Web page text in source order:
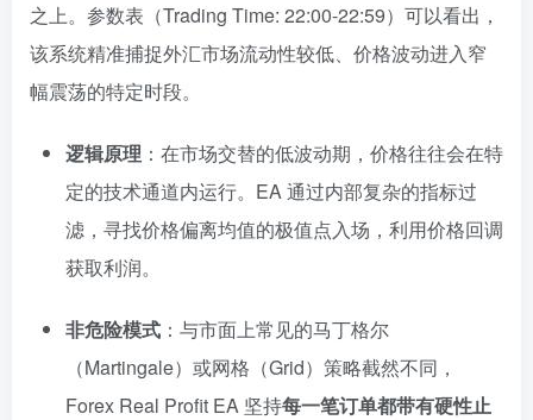
之上。参数表（Trading Time: 22:00-22:59）可以看出，
该系统精准捕捉外汇市场流动性较低、价格波动进入窄
幅震荡的特定时段。
逻辑原理 ：在市场交替的低波动期，价格往往会在特
定的技术通道内运行。EA 通过内部复杂的指标过
滤，寻找价格偏离均值的极值点入场，利用价格回调
获取利润。
非危险模式 ：与市面上常见的马丁格尔
（Martingale）或网格（Grid）策略截然不同，
Forex Real Profit EA 坚持每一笔订单都带有硬性止